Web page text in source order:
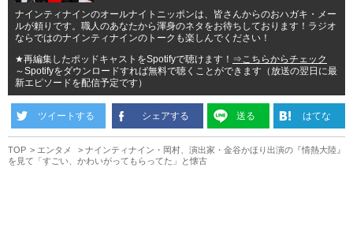
ナインティナインのオールナイトニッポンは、皆さんからのおハガキ・メー
ルが頼りです。職人のあなたから渾身のネタをお待ちしております！ラジオ
ならではのナインティナインのトークも楽しんでください！
★再編集したポッドキャストをSpotifyで聴けます！ ⇒こちらからチェック
～Spotifyをダウンロードすれば無料で聴くことができます（放送の翌日に最
新エピソードを配信予定です）
ツイートする シェアする 送る はてな
TOP エンタメ
ナインティナイン・岡村、演出家・金谷かほり出演の『情熱大陸』
を見て「すごい、かわいがってもらってた」と懐古